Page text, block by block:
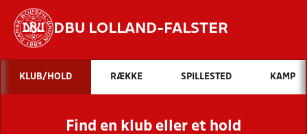
DBU LOLLAND-FALSTER
Hvad vil du søge efter?
INDHOLD OG NYHEDER
STILLINGER, RESULTATER, KLUBBER OG
KLUB/HOLD RÆKKE SPILLESTED KAMP
Find en klub eller et hold